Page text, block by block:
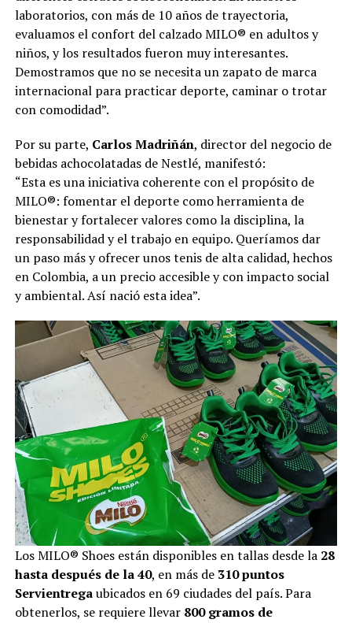
laboratorios, con más de 10 años de trayectoria,
evaluamos el confort del calzado MILO® en adultos y
niños, y los resultados fueron muy interesantes.
Demostramos que no se necesita un zapato de marca
internacional para practicar deporte, caminar o trotar
con comodidad”.
Por su parte, Carlos Madriñán, director del negocio de
bebidas achocolatadas de Nestlé, manifestó:
“Esta es una iniciativa coherente con el propósito de
MILO®: fomentar el deporte como herramienta de
bienestar y fortalecer valores como la disciplina, la
responsabilidad y el trabajo en equipo. Queríamos dar
un paso más y ofrecer unos tenis de alta calidad, hechos
en Colombia, a un precio accesible y con impacto social
y ambiental. Así nació esta idea”.
Los MILO® Shoes están disponibles en tallas desde la 28
hasta después de la 40, en más de 310 puntos
Servientregaubicados en 69 ciudades del país. Para
obtenerlos, se requiere llevar 800 gramos de